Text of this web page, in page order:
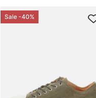
Sale -40%